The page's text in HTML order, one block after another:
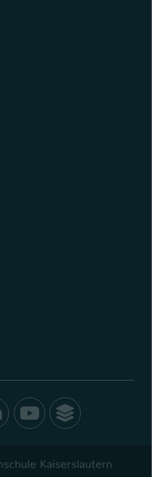
LinkedIn
Youtube
Kaiserslautern